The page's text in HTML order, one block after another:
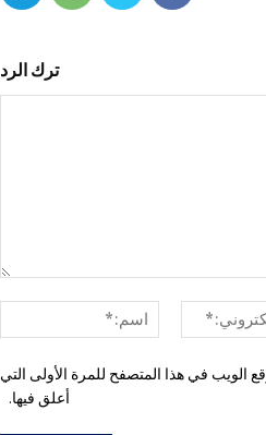
ترك الرد
الإلكتروني:*
الويب في هذا المتصفح للمرة الأولى التي
أعلق فيها.